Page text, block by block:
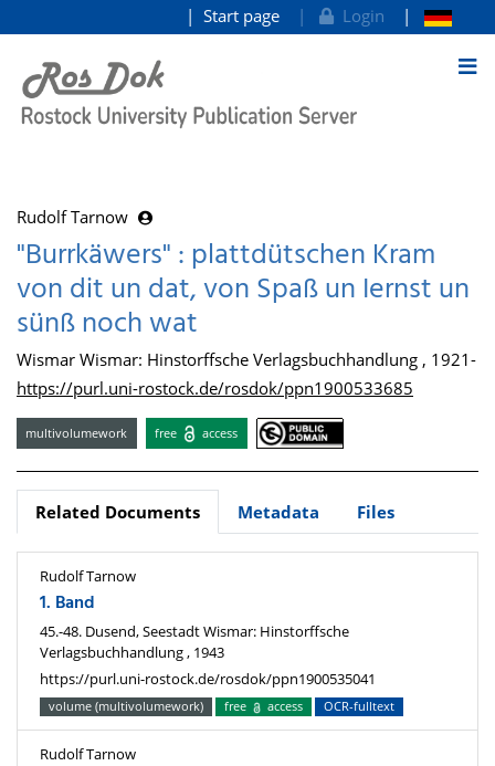
goto contents
Start page Login
Rudolf Tarnow
"Burrkäwers" : plattdütschen Kram
von dit un dat, von Spaß un Iernst un
sünß noch wat
Wismar Wismar: Hinstorffsche Verlagsbuchhandlung , 1921-
https://purl.uni-rostock.de/rosdok/ppn1900533685
multivolumework free access
Related Documents Metadata Files
Rudolf Tarnow
1. Band
45.-48. Dusend, Seestadt Wismar: Hinstorffsche
Verlagsbuchhandlung , 1943
https://purl.uni-rostock.de/rosdok/ppn1900535041
volume (multivolumework) free access OCR-fulltext
Rudolf Tarnow